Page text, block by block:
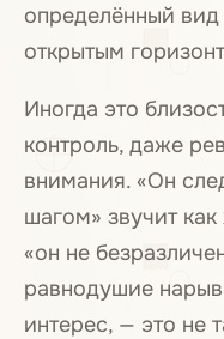
определённый вид
открытым
Иногда это
контроль, даже
внимания. «Он
шагом» звучит
«он не
равнодушие
интерес, — это не